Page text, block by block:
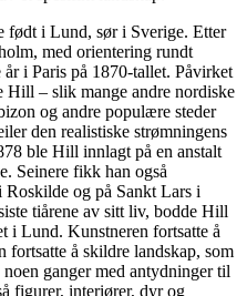
født i Lund, sør i Sverige. Etter
med orientering rundt
i Paris på 1870-tallet. Påvirket
Hill – slik mange andre nordiske
og andre populære steder
den realistiske strømningens
ble Hill innlagt på en anstalt
Seinere fikk han også
og på Sankt Lars i
tiårene av sitt liv, bodde Hill
i Lund. Kunstneren fortsatte å
fortsatte å skildre landskap, som
ganger med antydninger til
figurer, interiører, dyr og